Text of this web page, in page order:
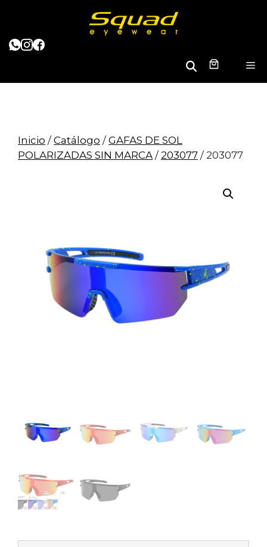
contenido
B
u
Inicio / Catálogo / GAFAS DE SOL
POLARIZADAS SIN MARCA / 203077 / 203077